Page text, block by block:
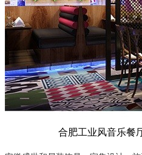
合肥工业风音乐餐